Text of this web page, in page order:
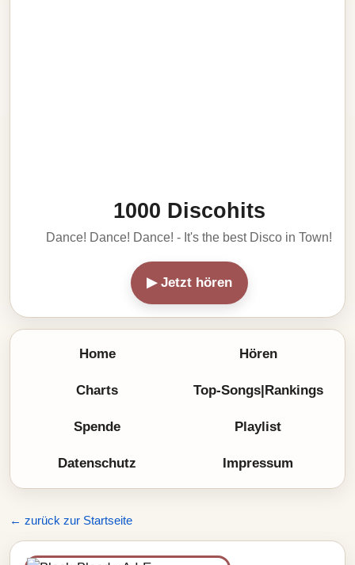
1000 Discohits
Dance! Dance! Dance! - It's the best Disco in Town!
▶ Jetzt hören
Home Hören
Charts Top-Songs|Rankings
Spende Playlist
Datenschutz Impressum
← zurück zur Startseite